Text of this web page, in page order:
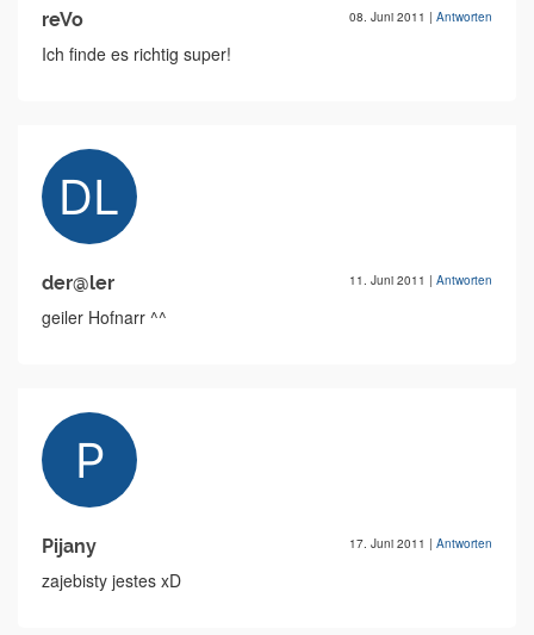
reVo 08. Juni 2011 | Antworten
Ich finde es richtig super!
der@ler 11. Juni 2011 | Antworten
geiler Hofnarr ^^
Pijany 17. Juni 2011 | Antworten
zajebisty jestes xD